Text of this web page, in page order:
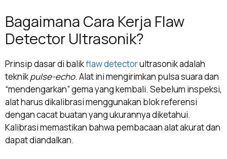
Bagaimana Cara Kerja Flaw
Detector Ultrasonik?
Prinsip dasar di balikflaw detectorultrasonik adalah
teknikpulse-echo. Alat ini mengirimkan pulsa suara dan
“mendengarkan” gema yang kembali. Sebelum inspeksi,
alat harus dikalibrasi menggunakan blok referensi
dengan cacat buatan yang ukurannya diketahui.
Kalibrasi memastikan bahwa pembacaan alat akurat dan
dapat diandalkan.